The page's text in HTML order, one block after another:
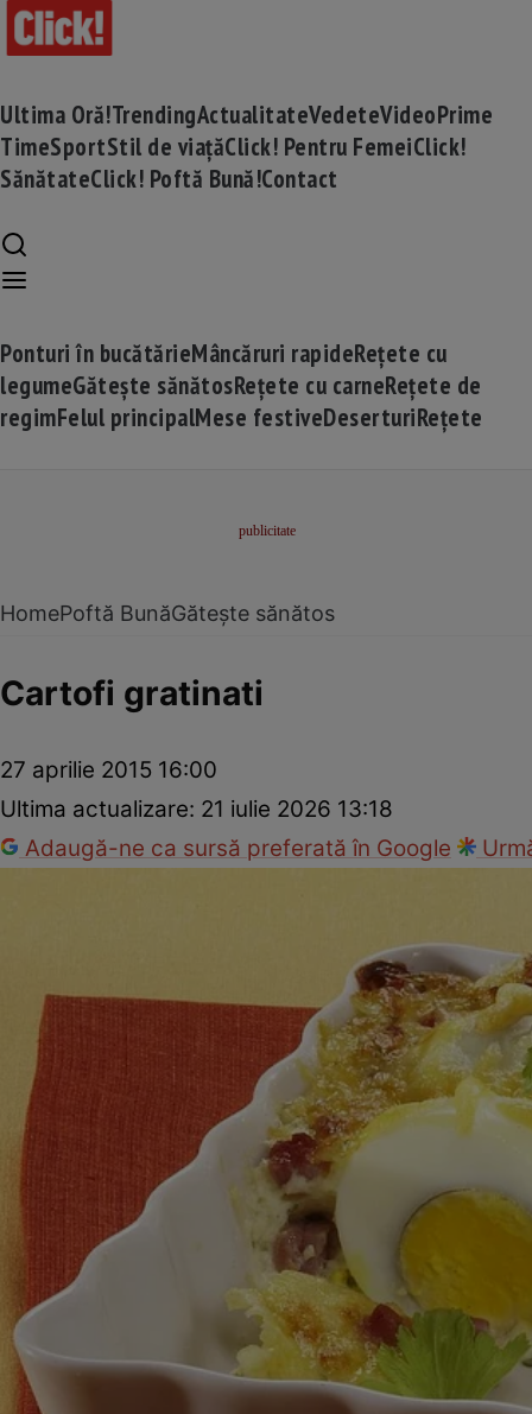
Ultima Oră!TrendingActualitateVedeteVideoPrime
TimeSportStil de viațăClick! Pentru FemeiClick!
SănătateClick! Poftă Bună!Contact
Ponturi în bucătărieMâncăruri rapideRețete cu
legumeGătește sănătosRețete cu carneRețete de
regimFelul principalMese festiveDeserturiRețete
HomePoftă BunăGătește sănătos
Cartofi gratinati
27 aprilie 2015 16:00
Ultima actualizare: 21 iulie 2026 13:18
Adaugă-ne ca sursă preferată în Google